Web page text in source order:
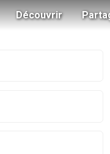
Découvrir